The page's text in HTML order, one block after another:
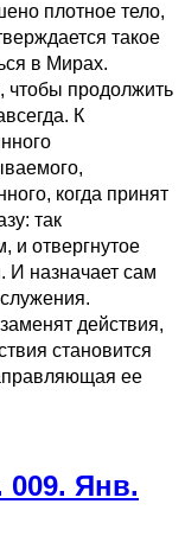
плотное тело,
такое
в Мирах.
чтобы продолжить
К
когда принят
так
и отвергнутое
И назначает сам
действия,
становится
ее
009. Янв.